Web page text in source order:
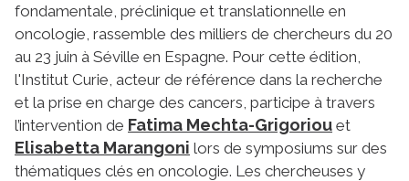
fondamentale, préclinique et translationnelle en
oncologie, rassemble des milliers de chercheurs du 20
au 23 juin à Séville en Espagne. Pour cette édition,
l'Institut Curie, acteur de référence dans la recherche
et la prise en charge des cancers, participe à travers
l’intervention de Fatima Mechta-Grigoriou et
Elisabetta Marangoni lors de symposiums sur des
thématiques clés en oncologie. Les chercheuses y